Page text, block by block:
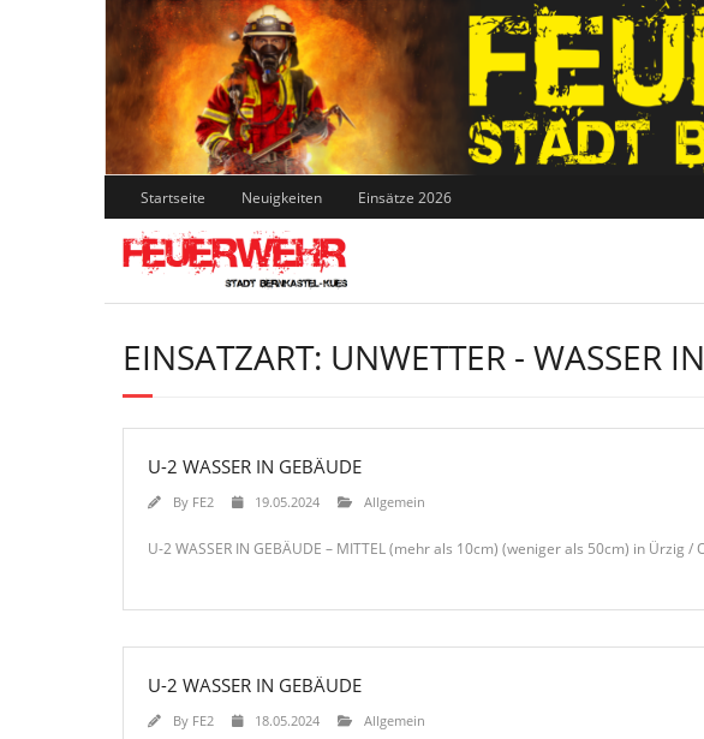
Skip
to
content
Startseite Neuigkeiten Einsätze 2026
EINSATZART: UNWETTER - WASSER
U-2 WASSER IN GEBÄUDE
By FE2 19.05.2024 Allgemein
U-2 WASSER IN GEBÄUDE – MITTEL (mehr als 10cm) (weniger als 50cm) in Ürzig /
U-2 WASSER IN GEBÄUDE
By FE2 18.05.2024 Allgemein